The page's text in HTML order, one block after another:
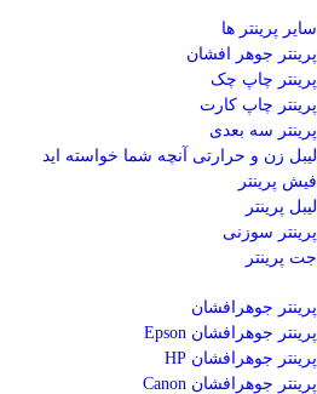
سایر پرینتر ها
پرینتر جوهر افشان
پرینتر چاپ چک
پرینتر چاپ کارت
پرینتر سه بعدی
لیبل زن و حرارتی
آنچه شما خواسته اید
فیش پرینتر
لیبل پرینتر
پرینتر سوزنی
جت پرینتر
پرینتر جوهرافشان
پرینتر جوهرافشان Epson
پرینتر جوهرافشان HP
پرینتر جوهرافشان Canon